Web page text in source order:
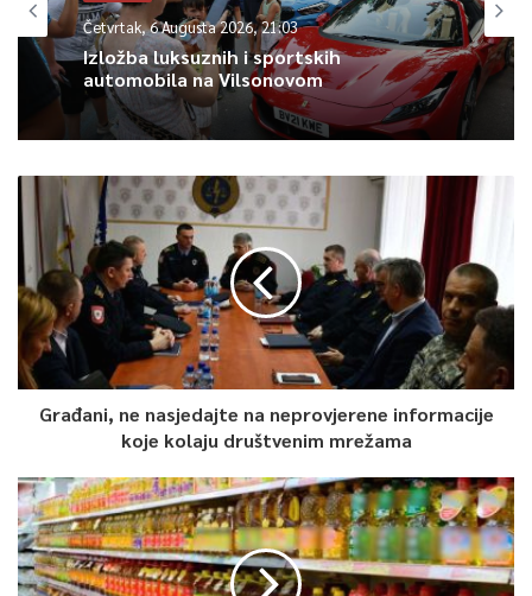
0
Article Rating
Četvrtak, 6 Augusta 2026, 21:03
Izložba luksuznih i sportskih
automobila na Vilsonovom
Građani, ne nasjedajte na neprovjerene informacije
koje kolaju društvenim mrežama